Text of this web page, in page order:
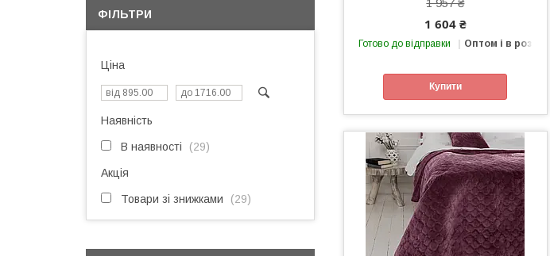
1 957 ₴
1 604 ₴
Готово до відправки Оптом і в роздріб
Купити
ФІЛЬТРИ
Ціна
Наявність
В наявності 29
Акція
Товари зі знижками 29